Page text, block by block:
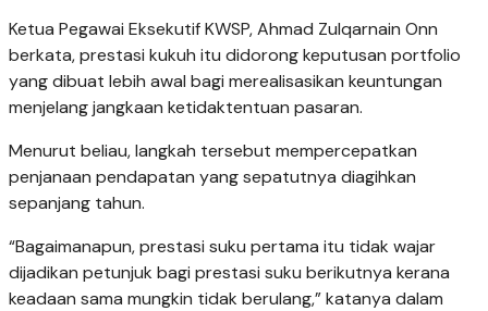
Ketua Pegawai Eksekutif KWSP, Ahmad Zulqarnain Onn
berkata, prestasi kukuh itu didorong keputusan portfolio
yang dibuat lebih awal bagi merealisasikan keuntungan
menjelang jangkaan ketidaktentuan pasaran.
Menurut beliau, langkah tersebut mempercepatkan
penjanaan pendapatan yang sepatutnya diagihkan
sepanjang tahun.
“Bagaimanapun, prestasi suku pertama itu tidak wajar
dijadikan petunjuk bagi prestasi suku berikutnya kerana
keadaan sama mungkin tidak berulang,” katanya dalam